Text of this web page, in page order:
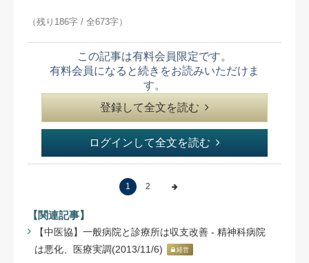
（残り186字 / 全673字）
この記事は有料会員限定です。
有料会員になると続きをお読みいただけま
す。
登録して全文を読む
ログインして全文を読む
1 2
【関連記事】
【中医協】一般病院と診療所は収支改善 - 精神科病院
は悪化、医療実調(2013/11/6)
経営